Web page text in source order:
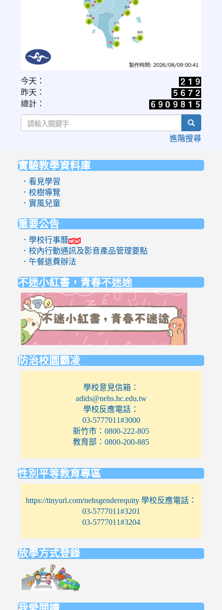
link
to
https://www.cwa.gov.tw/V8/C/W/OBS_UVI.html
今天：
昨天：
總計：
search
進階搜尋
實驗教學資料庫
．看見學習
．校樹導覽
．實風兒童
重要公告
．學校行事曆
．校內行動通訊及影音產品管理要點
．午餐退費辦法
不迷小紅書，青春不迷途
防治校園霸凌
學校意見信箱：
adids@nehs.hc.edu.tw
學校反應電話：
03-5777011#3000
新竹市：0800-222-805
教育部：0800-200-885
性別平等教育專區
https://tinyurl.com/nehsgenderequity 學校反應電話：
03-5777011#3201
03-5777011#3204
放學方式登錄
https://elem.nehs.hc.edu.tw/traffic/